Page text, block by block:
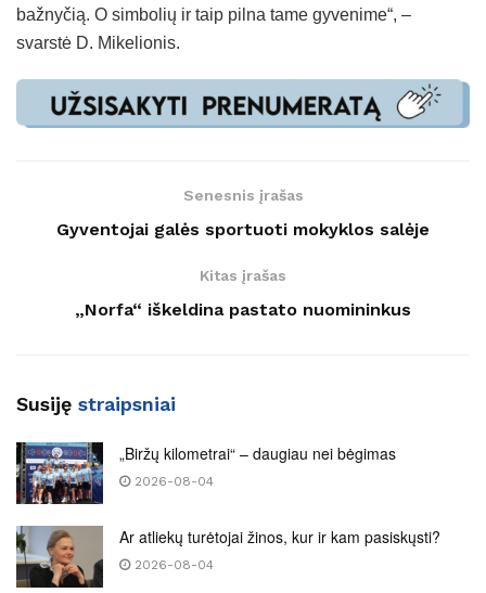
bažnyčią. O simbolių ir taip pilna tame gyvenime“, –
svarstė D. Mikelionis.
Senesnis įrašas
Gyventojai galės sportuoti mokyklos salėje
Kitas įrašas
„Norfa“ iškeldina pastato nuomininkus
Susiję straipsniai
„Biržų kilometrai“ – daugiau nei bėgimas
2026-08-04
Ar atliekų turėtojai žinos, kur ir kam pasiskųsti?
2026-08-04